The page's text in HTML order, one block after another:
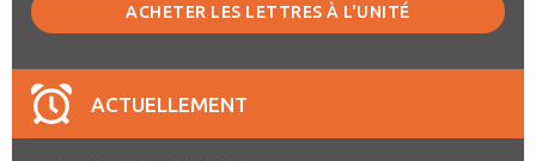
ACHETER LES LETTRES À L'UNITÉ
ACTUELLEMENT